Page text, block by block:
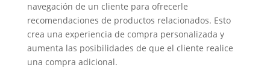
navegación de un cliente para ofrecerle
recomendaciones de productos relacionados. Esto
crea una experiencia de compra personalizada y
aumenta las posibilidades de que el cliente realice
una compra adicional.